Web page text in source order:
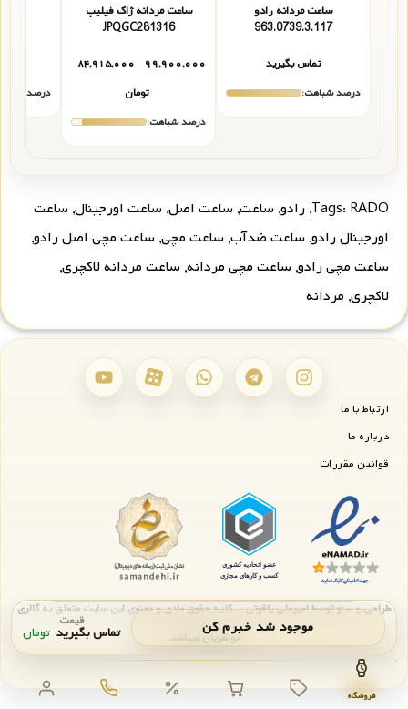
موجود شد خبرم کن قیمت
تماس بگیرید تومان
اعلان موجودی بستن
ساعت مردانه رادو
963.0739.3.117
تماس بگیرید
درصد شباهت:
ساعت مردانه ژاک فیلیپ
JPQGC281316
۹۹,۹۰۰,۰۰۰
۸۴,۹۱۵,۰۰۰
تومان
درصد شباهت:
درصد
Tags: RADO
, رادو, ساعت, ساعت اصل, ساعت اورجینال, ساعت
اورجینال رادو, ساعت ضدآب, ساعت مچی, ساعت مچی اصل رادو,
ساعت مچی رادو, ساعت مچی مردانه, ساعت مردانه لاکچری,
لاکچری, مردانه
ارتباط با ما
درباره ما
قوانین مقررات
طراحی و سئو توسط امیرعلی یاقوتی - کلیه حقوق مادی و معنوی این سایت متعلق به گالری
جواهریان میباشد.
فروشگاه